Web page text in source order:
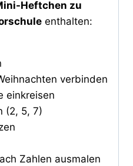
Heftchen zu
enthalten:
verbinden
einkreisen
(2, 5, 7)
Zahlen ausmalen